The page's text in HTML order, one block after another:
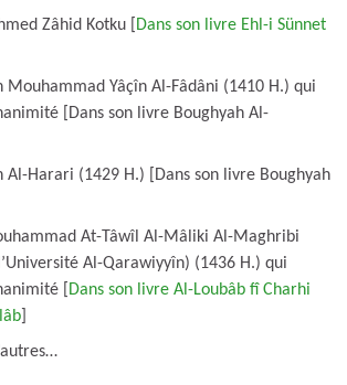
Zâhid Kotku [
Dans son livre Ehl-i Sünnet
Mouhammad Yâçîn Al-Fâdâni (1410 H.) qui
[Dans son livre Boughyah Al-
Al-Harari (1429 H.) [Dans son livre Boughyah
At-Tâwîl Al-Mâliki Al-Maghribi
Al-Qarawiyyîn) (1436 H.) qui
[
Dans son livre Al-Loubâb fî Charhi